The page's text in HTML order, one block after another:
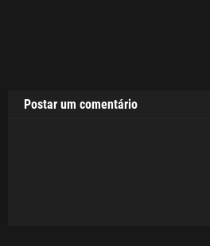
Postar um comentário